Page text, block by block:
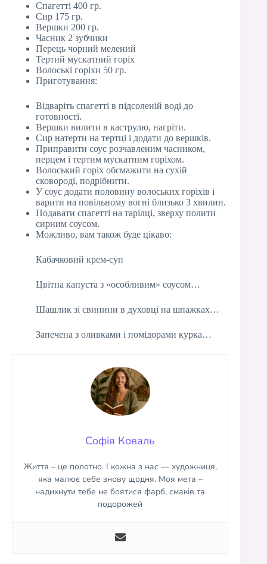
Спагетті 400 гр.
Сир 175 гр.
Вершки 200 гр.
Часник 2 зубчики
Перець чорний мелений
Тертий мускатний горіх
Волоські горіхи 50 гр.
Приготування:
Відваріть спагетті в підсоленій воді до
готовності.
Вершки вилити в каструлю, нагріти.
Сир натерти на тертці і додати до вершків.
Приправити соус розчавленим часником,
перцем і тертим мускатним горіхом.
Волоський горіх обсмажити на сухій
сковороді, подрібнити.
У соус додати половину волоських горіхів і
варити на повільному вогні близько 3 хвилин.
Подавати спагетті на тарілці, зверху полити
сирним соусом.
Можливо, вам також буде цікаво:
Кабачковий крем-суп
Цвітна капуста з «особливим» соусом…
Шашлик зі свинини в духовці на шпажках…
Запечена з оливками і помідорами курка…
Софія Коваль
Життя – це полотно. І кожна з нас — художниця,
яка малює себе знову щодня. Моя мета –
надихнути тебе не боятися фарб, смаків та
подорожей